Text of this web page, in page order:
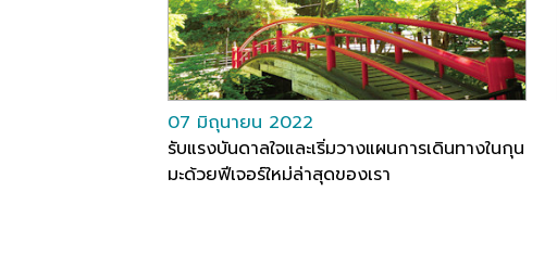
07 มิถุนายน 2022
รับแรงบันดาลใจและเริ่มวางแผนการเดินทางในกุน
มะด้วยฟีเจอร์ใหม่ล่าสุดของเรา